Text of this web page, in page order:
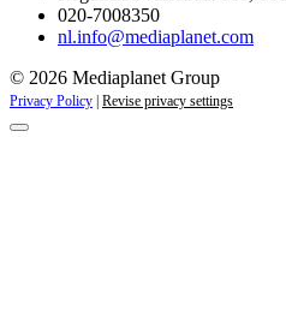
020-7008350
nl.info@mediaplanet.com
© 2026 Mediaplanet Group
Privacy Policy Revise privacy settings